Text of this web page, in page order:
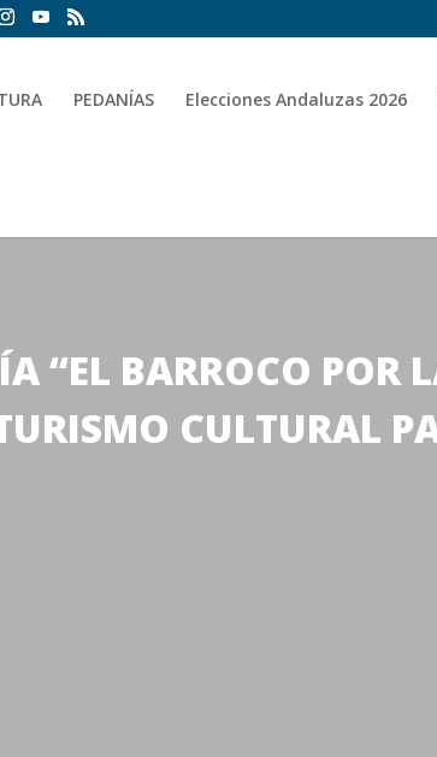
PEDANÍAS Elecciones Andaluzas 2026
“EL BARROCO POR
CULTURAL